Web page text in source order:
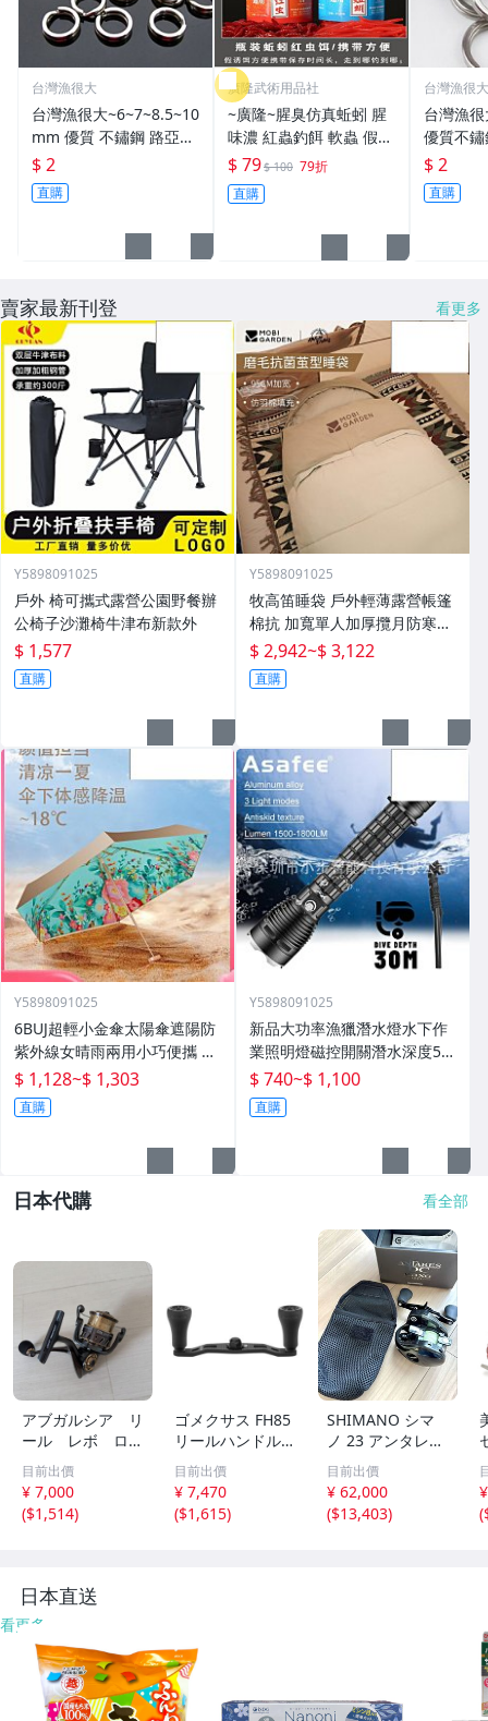
台灣漁很大
台灣漁很大~6~7~8.5~10
mm 優質 不鏽鋼 路亞環
S型開口 扁平 打扁 打平
$ 2
直購
廣隆武術用品社
~廣隆~腥臭仿真蚯蚓 腥
味濃 紅蟲釣餌 軟蟲 假蚯
蚓 海魚餌 紅蟲 路亞餌
假餌 誘餌 仿生餌 擬餌
路亞軟餌
$ 79$ 100 79折
直購
台灣漁很大
台灣漁
優質不
平 打扁 打平
雙環 路亞
路亞環
$ 2
直購
賣家最新刊登 看更多
Y5898091025
戶外 椅可攜式露營公園野餐辦
公椅子沙灘椅牛津布新款外
$ 1,577
直購
Y5898091025
牧高笛睡袋 戶外輕薄露營帳篷
棉抗 加寬單人加厚攬月防寒被
子
$ 2,942~$ 3,122
直購
Y5898091025
6BUJ超輕小金傘太陽傘遮陽防
紫外線女晴雨兩用小巧便攜 五
折傘
$ 1,128~$ 1,303
直購
Y5898091025
新品大功率漁獵潛水燈水下作
業照明燈磁控開關潛水深度50
米高流明
$ 740~$ 1,100
直購
日本代購 看全部
アブガルシア リ
ール レボ ロケ
ット2500S
目前出價
¥ 7,000
($1,514)
ゴメクサス FH85
リールハンドル
ダイワ (Daiwa)
シマノ (Shiman
o) ベイトリール
対応 カーボン製
目前出價
¥ 7,470
($1,615)
SHIMANO シマ
ノ 23 アンタレス
DC MD XG LEFT
左ハンドル ベイ
トリール
目前出價
¥ 62,000
($13,403)
-
(
日本直送
看更多